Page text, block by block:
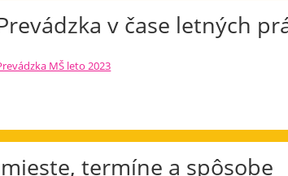
v čase letných
MŠ leto 2023
termíne a spôsobe